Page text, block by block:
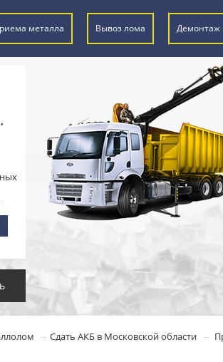
металла Вывоз лома Демонтаж
,
Сдать АКБ в Московской области